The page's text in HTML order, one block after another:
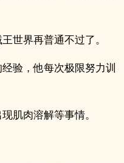
世界再普通不过了。
验，他每次极限努力训
肌肉溶解等事情。